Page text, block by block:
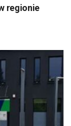
regionie